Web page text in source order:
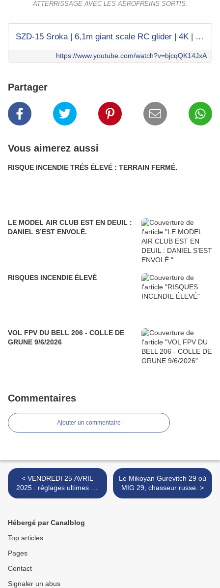
ATTERRISSAGE AVEC LES AÉROFREINS SORTIS.
SZD-15 Sroka | 6,1m giant scale RC glider | 4K | Hat 2024
https://www.youtube.com/watch?v=bjcqQK14JxA
Partager
Vous aimerez aussi
RISQUE INCENDIE TRÉS ÉLEVÉ : TERRAIN FERMÉ.
LE MODEL AIR CLUB EST EN DEUIL :
DANIEL S’EST ENVOLÉ.
RISQUES INCENDIE ÉLEVÉ
VOL FPV DU BELL 206 - COLLE DE
GRUNE 9/6/2026
Commentaires
Ajouter un commentaire
< VENDREDI 25 AVRIL
2025 : réglages ultimes du
PA-18
Le Mikoyan Gurevitch 29 où
MIG 29, chasseur russe. >
Hébergé par Canalblog
Top articles
Pages
Contact
Signaler un abus